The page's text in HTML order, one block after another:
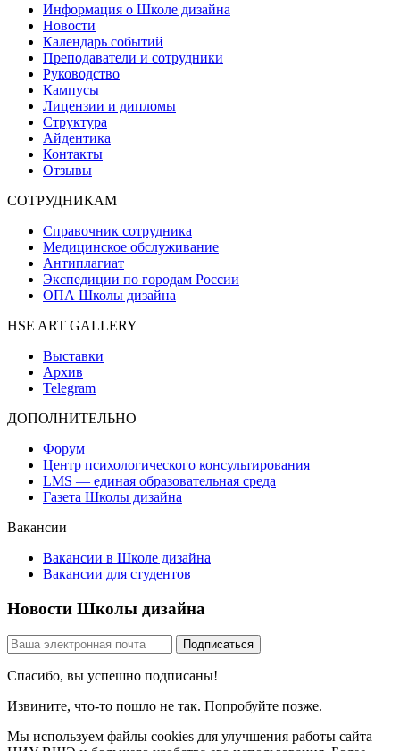
Информация о Школе дизайна
Новости
Календарь событий
Преподаватели и сотрудники
Руководство
Кампусы
Лицензии и дипломы
Структура
Айдентика
Контакты
Отзывы
СОТРУДНИКАМ
Справочник сотрудника
Медицинское обслуживание
Антиплагиат
Экспедиции по городам России
ОПА Школы дизайна
HSE ART GALLERY
Выставки
Архив
Telegram
ДОПОЛНИТЕЛЬНО
Форум
Центр психологического консультирования
LMS — единая образовательная среда
Газета Школы дизайна
Вакансии
Вакансии в Школе дизайна
Вакансии для студентов
Новости Школы дизайна
Спасибо, вы успешно подписаны!
Извините, что-то пошло не так. Попробуйте позже.
Мы используем файлы cookies для улучшения работы сайта